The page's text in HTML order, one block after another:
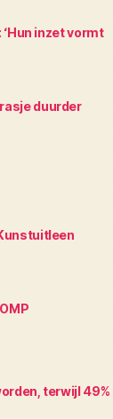
inzet vormt
duurder
terwijl 49%